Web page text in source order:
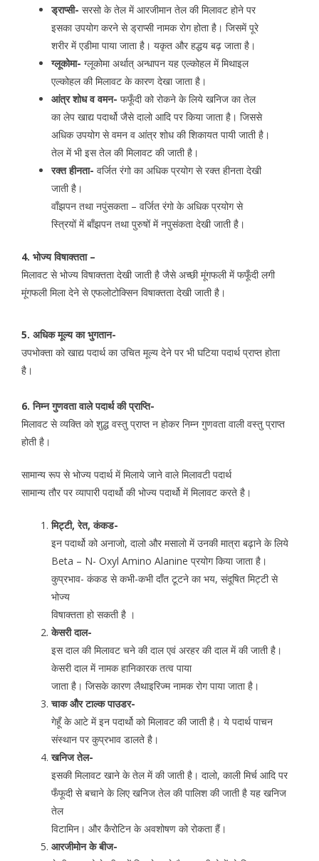
ड्राप्सी- सरसो के तेल में आरजीमान तेल की मिलावट होने पर
इसका उपयोग करने से ड्राप्सी नामक रोग होता है। जिसमें पूरे
शरीर में एडीमा पाया जाता है। यकृत और हद्धय बढ़ जाता है।
ग्लूकोमा- ग्लूकोमा अर्थात् अन्धापन यह एल्कोहल में मिथाइल
एल्कोहल की मिलावट के कारण देखा जाता है।
आंत्र शोध व वमन- फफूँदी को रोकने के लिये खनिज का तेल
का लेप खाद्य पदार्थो जैसे दालो आदि पर किया जाता है। जिससे
अधिक उपयोग से वमन व आंत्र शोध की शिकायत पायी जाती है।
तेल में भी इस तेल की मिलावट की जाती है।
रक्त हीनता- वर्जित रंगो का अधिक प्रयोग से रक्त हीनता देखी
जाती है।
वाँझपन तथा नपुंसकता – वर्जित रंगो के अधिक प्रयोग से
स्त्रियों में बाँझपन तथा पुरुषों में नपुसंकता देखी जाती है।
4. भोज्य विषाक्तता –
मिलावट से भोज्य विषाक्तता देखी जाती है जैसे अच्छी मूंगफली में फफूँदी लगी
मूंगफली मिला देने से एफलोटोक्सिन विषाक्तता देखी जाती है।
5. अधिक मूल्य का भुगतान-
उपभोक्ता को खाद्य पदार्थ का उचित मूल्य देने पर भी घटिया पदार्थ प्राप्त होता
है।
6. निम्न गुणवता वाले पदार्थ की प्राप्ति-
मिलावट से व्यक्ति को शुद्ध वस्तु प्राप्त न होकर निम्न गुणवता वाली वस्तु प्राप्त
होती है।
सामान्य रूप से भोज्य पदार्थ में मिलाये जाने वाले मिलावटी पदार्थ
सामान्य तौर पर व्यापारी पदार्थो की भोज्य पदार्थो में मिलावट करते है।
मिट्टी, रेत, कंकड-
इन पदार्थो को अनाजो, दालो और मसालो में उनकी मात्रा बढ़ाने के लिये
Beta – N- Oxyl Amino Alanine प्रयोग किया जाता है।
कुप्रभाव- कंकड से कभी-कभी दाँत टूटने का भय, संदूषित मिट्टी से
भोज्य
विषाक्तता हो सकती है ।
केसरी दाल-
इस दाल की मिलावट चने की दाल एवं अरहर की दाल में की जाती है।
केसरी दाल में नामक हानिकारक तत्व पाया
जाता है। जिसके कारण लैथाइरिज्म नामक रोग पाया जाता है।
चाक औैर टाल्क पाउडर-
गेहूँ के आटे में इन पदार्थो को मिलावट की जाती है। ये पदार्थ पाचन
संस्थान पर कुप्रभाव डालते है।
खनिज तेल-
इसकी मिलावट खाने के तेल में की जाती है। दालो, काली मिर्च आदि पर
फँफूदी से बचाने के लिए खनिज तेल की पालिश की जाती है यह खनिज
तेल
विटामिन। और कैरोटिन के अवशोषण को रोकता हैं।
आरजीमोन के बीज-